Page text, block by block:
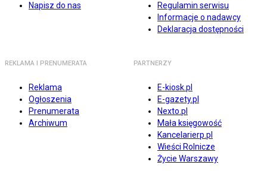
Napisz do nas
Regulamin serwisu
Informacje o nadawcy
Deklaracja dostępności
REKLAMA I PRENUMERATA
Reklama
Ogłoszenia
Prenumerata
Archiwum
PARTNERZY
E-kiosk.pl
E-gazety.pl
Nexto.pl
Mała księgowość
Kancelarierp.pl
Wieści Rolnicze
Życie Warszawy